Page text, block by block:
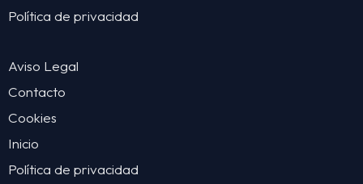
Política de privacidad
Aviso Legal
Contacto
Cookies
Inicio
Política de privacidad